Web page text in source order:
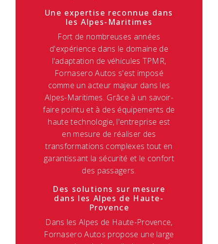
Une expertise reconnue dans
les Alpes-Maritimes
Fort de nombreuses années
d'expérience dans le domaine de
l'adaptation de véhicules TPMR,
Fornasero Autos s'est imposé
comme un acteur majeur dans les
Alpes-Maritimes. Grâce à un savoir-
faire pointu et à des équipements de
haute technologie, l'entreprise est
en mesure de réaliser des
transformations complexes tout en
garantissant la sécurité et le confort
des passagers.
Des solutions sur mesure
dans les Alpes de Haute-
Provence
Dans les Alpes de Haute-Provence,
Fornasero Autos propose une large